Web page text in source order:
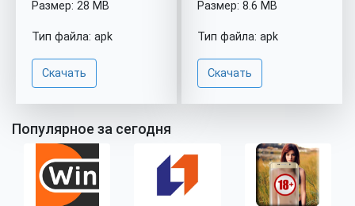
Размер: 28 MB
Тип файла: apk
Скачать
Размер: 8.6 MB
Тип файла: apk
Скачать
Популярное за сегодня